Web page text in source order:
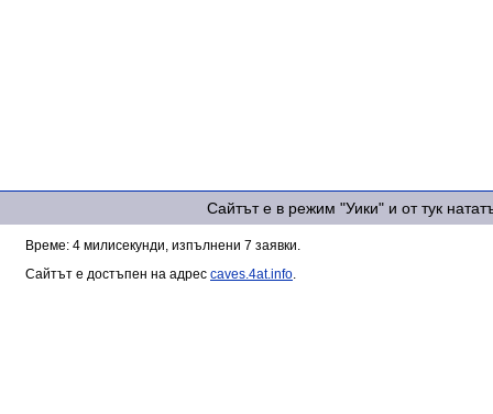
Сайтът е в режим "Уики" и от тук
Време: 4 милисекунди, изпълнени 7 заявки.
Сайтът е достъпен на адрес caves.4at.info.